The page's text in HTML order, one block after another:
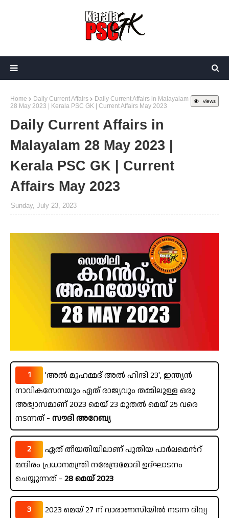
views
Home Daily Current Affairs
Daily Current Affairs in Malayalam
28 May 2023 | Kerala PSC GK | Current Affairs May 2023
Daily Current Affairs in
Malayalam 28 May 2023 |
Kerala PSC GK | Current
Affairs May 2023
Sunday, July 23, 2023
1
'അൽ മുഹമ്മദ് അൽ ഹിന്ദി 23', ഇന്ത്യൻ
നാവികസേനയും ഏത് രാജ്യവും തമ്മിലുള്ള ഒരു
അഭ്യാസമാണ് 2023 മെയ് 23 മുതൽ മെയ് 25 വരെ
നടന്നത് - സൗദി അറേബ്യ
2
ഏത് തീയതിയിലാണ് പുതിയ പാർലമെൻറ്
മന്ദിരം പ്രധാനമന്ത്രി നരേന്ദ്രമോദി ഉദ്‌ഘാടനം
ചെയ്യുന്നത് - 28 മെയ് 2023
3
2023 മെയ് 27 ന് വാരാണസിയിൽ നടന്ന ദിവ്യ